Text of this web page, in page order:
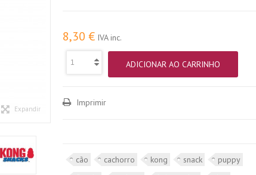
Expandir
8,30 € IVA inc.
ADICIONAR AO CARRINHO
Imprimir
cão cachorro kong snack
puppy